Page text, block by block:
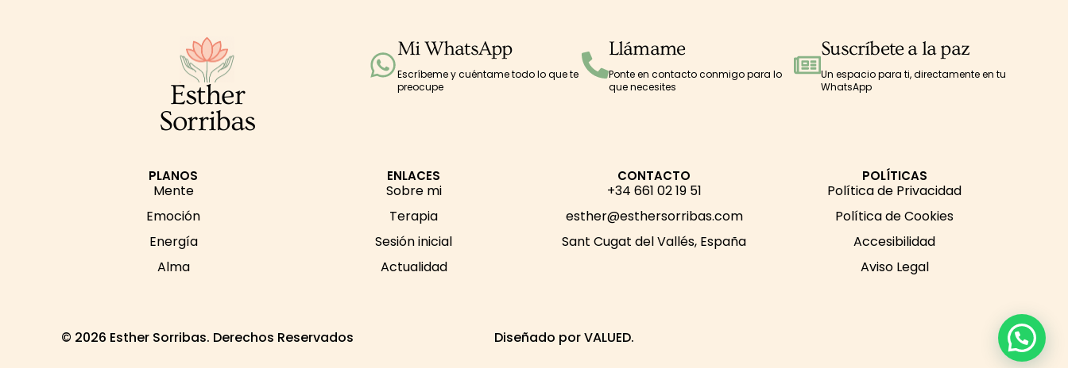
Esther
Sorribas
Mi WhatsApp
Escríbeme y cuéntame todo lo que te
preocupe
Llámame
Ponte en contacto conmigo para lo
que necesites
Suscríbete a la paz
Un espacio para ti, directamente en tu
WhatsApp
PLANOS
Mente
Emoción
Energía
Alma
ENLACES
Sobre mi
Terapia
Sesión inicial
Actualidad
CONTACTO
+34 661 02 19 51
esther@esthersorribas.com
Sant Cugat del Vallés, España
POLÍTICAS
Política de Privacidad
Política de Cookies
Accesibilidad
Aviso Legal
© 2026 Esther Sorribas. Derechos Reservados Diseñado por VALUED.